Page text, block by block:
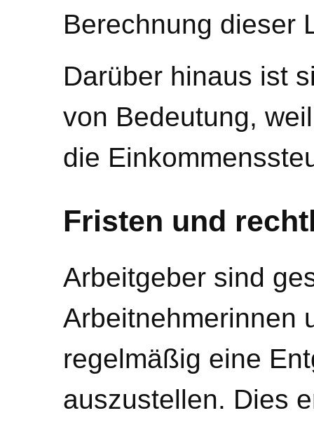
Berechnung dieser
Darüber hinaus ist
von Bedeutung,
die
Fristen und
Arbeitgeber sind
Arbeitnehmerinnen
regelmäßig eine
auszustellen. Dies